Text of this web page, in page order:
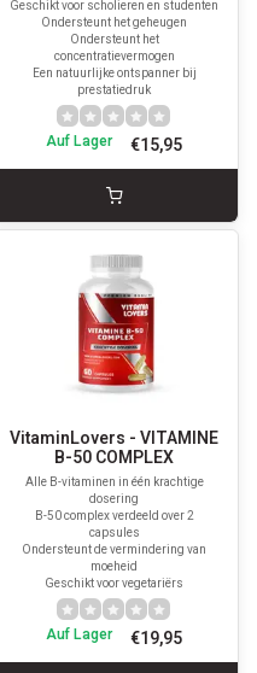
Geschikt voor scholieren en studenten
Ondersteunt het geheugen
Ondersteunt het
concentratievermogen
Een natuurlijke ontspanner bij
prestatiedruk
€15,95
Auf Lager
VitaminLovers - VITAMINE
B-50 COMPLEX
Alle B-vitaminen in één krachtige
dosering
B-50 complex verdeeld over 2
capsules
Ondersteunt de vermindering van
moeheid
Geschikt voor vegetariërs
€19,95
Auf Lager